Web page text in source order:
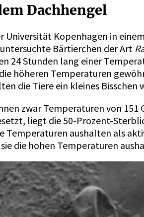
Dachhengel
Universität Kopenhagen in
Bärtierchen der Art
24 Stunden lang einer
höheren Temperaturen
die Tiere ein kleines
zwar Temperaturen von 151
liegt die 50-Prozent-
Temperaturen aushalten als
die hohen Temperaturen